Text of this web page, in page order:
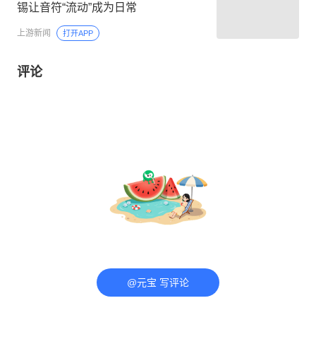
锡让音符“流动”成为日常
上游新闻 打开APP
评论
@元宝 写评论